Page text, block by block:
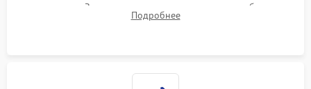
осушителя. Замена изношенных вентиляторов обдува,
сломанных заслонок или поврежденных дверных петель.
Подробнее